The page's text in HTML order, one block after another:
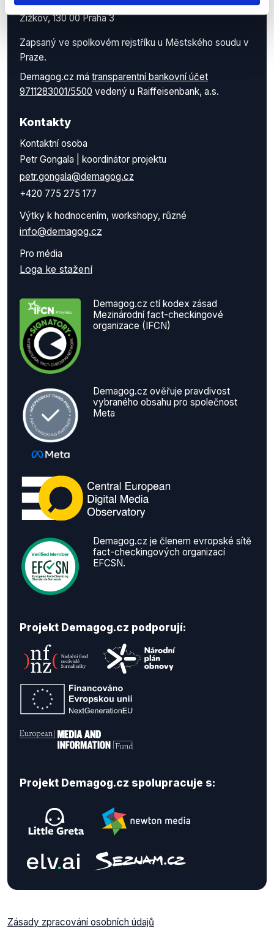
Žižkov, 130 00 Praha 3
Zapsaný ve spolkovém rejstříku u Městského soudu v
Praze.
Demagog.cz má transparentní bankovní účet
9711283001/5500 vedený u Raiffeisenbank, a.s.
Kontakty
Kontaktní osoba
Petr Gongala | koordinátor projektu
petr.gongala@demagog.cz
+420 775 275 177
Výtky k hodnocením, workshopy, různé
info@demagog.cz
Pro média
Loga ke stažení
Demagog.cz ctí kodex zásad
Mezinárodní fact-checkingové
organizace (IFCN)
Demagog.cz ověřuje pravdivost
vybraného obsahu pro společnost
Meta
Demagog.cz je členem evropské sítě
fact-checkingových organizací
EFCSN.
Projekt Demagog.cz podporují:
Projekt Demagog.cz spolupracuje s:
Zásady zpracování osobních údajů